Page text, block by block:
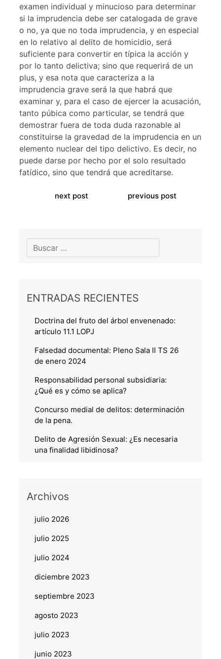
examen individual y minucioso para determinar
si la imprudencia debe ser catalogada de grave
o no, ya que no toda imprudencia, y en especial
en lo relativo al delito de homicidio, será
suficiente para convertir en típica la acción y
por lo tanto delictiva; sino que requerirá de un
plus, y esa nota que caracteriza a la
imprudencia grave será la que habrá que
examinar y, para el caso de ejercer la acusación,
tanto púbica como particular, se tendrá que
demostrar fuera de toda duda razonable al
constituirse la gravedad de la imprudencia en un
elemento nuclear del tipo delictivo. Es decir, no
puede darse por hecho por el solo resultado
fatídico, sino que tendrá que acreditarse.
previous post
next post
ENTRADAS RECIENTES
Doctrina del fruto del árbol envenenado:
artículo 11.1 LOPJ
Falsedad documental: Pleno Sala II TS 26
de enero 2024
Responsabilidad personal subsidiaria:
¿Qué es y cómo se aplica?
Concurso medial de delitos: determinación
de la pena.
Delito de Agresión Sexual: ¿Es necesaria
una finalidad libidinosa?
Archivos
julio 2026
julio 2025
julio 2024
diciembre 2023
septiembre 2023
agosto 2023
julio 2023
junio 2023